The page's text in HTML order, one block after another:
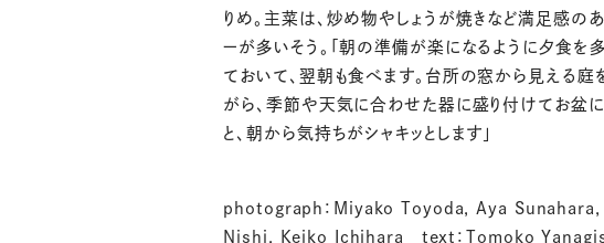
りめ。主菜は、炒め物やしょうが焼きなど満足感の
ーが多いそう。「朝の準備が楽になるように夕食を
ておいて、翌朝も食べます。台所の窓から見える庭
がら、季節や天気に合わせた器に盛り付けてお盆
と、朝から気持ちがシャキッとします」
photograph：Miyako Toyoda, Aya
Nishi, Keiko Ichihara text：Tomoko